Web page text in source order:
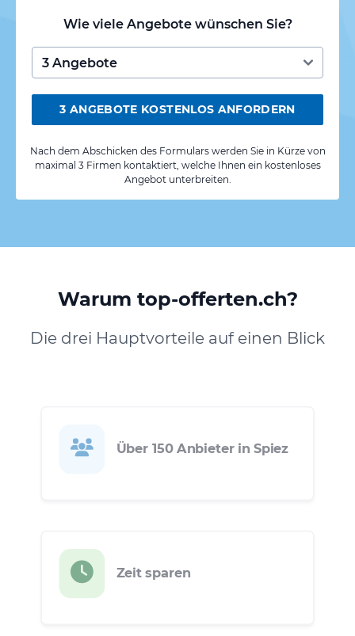
Wie viele Angebote wünschen Sie?
3 ANGEBOTE KOSTENLOS ANFORDERN
Nach dem Abschicken des Formulars werden Sie in Kürze von
maximal 3 Firmen kontaktiert, welche Ihnen ein kostenloses
Angebot unterbreiten.
Warum top-offerten.ch?
Die drei Hauptvorteile auf einen Blick
Über 150 Anbieter in Spiez
Zeit sparen